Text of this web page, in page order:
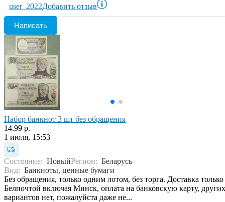
user_2022Добавить отзыв
Написать
Набор банкнот 3 шт без обращения
14.99 р.
1 июля, 15:53
Состояние: НовыйРегион: Беларусь
Вид: Банкноты, ценные бумаги
Без обращения, только одним лотом, без торга. Доставка только
Белпочтой включая Минск, оплата на банковскую карту, других
вариантов нет, пожалуйста даже не...